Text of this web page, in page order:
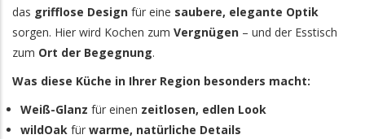
das grifflose Design für eine saubere, elegante Optik
sorgen. Hier wird Kochen zum Vergnügen – und der Esstisch
zum Ort der Begegnung.
Was diese Küche in Ihrer Region besonders macht:
Weiß-Glanz für einen zeitlosen, edlen Look
wildOak für warme, natürliche Details